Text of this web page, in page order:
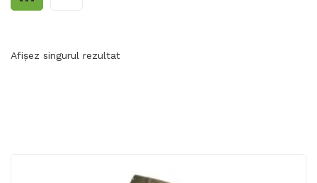
Afișez singurul rezultat